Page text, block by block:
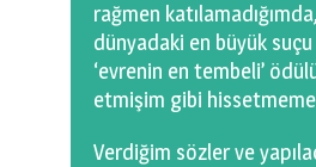
rağmen
dünyadaki en büyük
‘evrenin en tembeli’
etmişim gibi
Verdiğim sözler ve